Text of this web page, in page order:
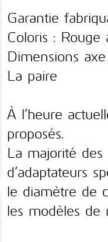
Garantie
Coloris : Rouge
Dimensions
La paire
À l’heure
proposés.
La majorité
d’adaptateurs
le diamètre de
les modèles de